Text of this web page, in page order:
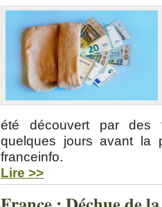
été découvert par des
quelques jours avant la
franceinfo.
Lire >>